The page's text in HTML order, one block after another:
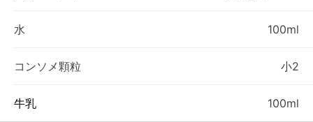
水 100ml
コンソメ顆粒 小2
牛乳 100ml